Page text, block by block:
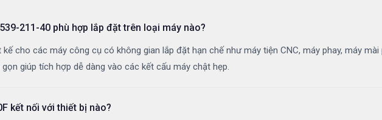
211-40 phù hợp lắp đặt trên loại máy nào?
cho các máy công cụ có không gian lắp đặt hạn chế như máy tiện CNC, máy phay, máy
giúp tích hợp dễ dàng vào các kết cấu máy chật hẹp.
kết nối với thiết bị nào?